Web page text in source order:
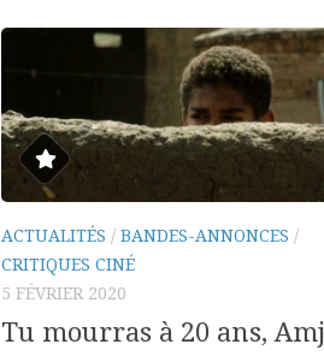
ACTUALITÉS / BANDES-ANNONCES /
CRITIQUES CINÉ
5 FÉVRIER 2020
Tu mourras à 20 ans,